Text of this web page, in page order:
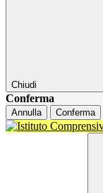
Chiudi
Conferma
Annulla Conferma